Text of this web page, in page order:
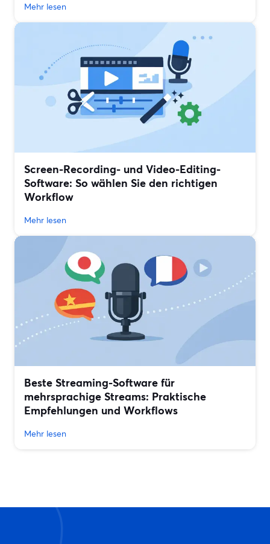
Mehr lesen
Screen-Recording- und Video-Editing-
Software: So wählen Sie den richtigen
Workflow
Mehr lesen
Beste Streaming-Software für
mehrsprachige Streams: Praktische
Empfehlungen und Workflows
Mehr lesen